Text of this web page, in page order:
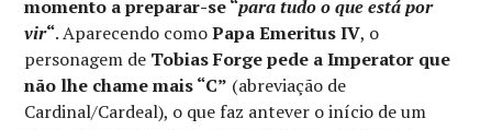
momento a preparar-se “para tudo o que está por
vir“. Aparecendo comoPapa Emeritus IV, o
personagem de Tobias Forge pede a Imperator que
não lhe chame mais “C” (abreviação de
Cardinal/Cardeal), o que faz antever o início de um